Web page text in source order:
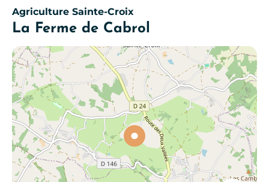
Agriculture Sainte-Croix
La Ferme de Cabrol